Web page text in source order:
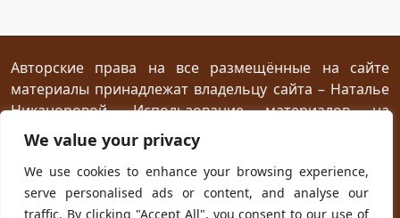
We value your privacy
We use cookies to enhance your browsing experience,
serve personalised ads or content, and analyse our
traffic. By clicking "Accept All", you consent to our use of
ресторан
птица Киви путеводный камень магия камня
сокровище шантаж ссора
женщины дворец кузница гнев дракона жар
испуг побег плен план приключение
Авторские права на все размещённые на сайте
материалы принадлежат владельцу сайта – Наталье
Никаноровой. Использование материалов на
посторонних сайтах разрешается без
предварительного согласия при условии
размещения прямой открытой для индексирования
ссылки на первоисточник не ниже первого абзаца